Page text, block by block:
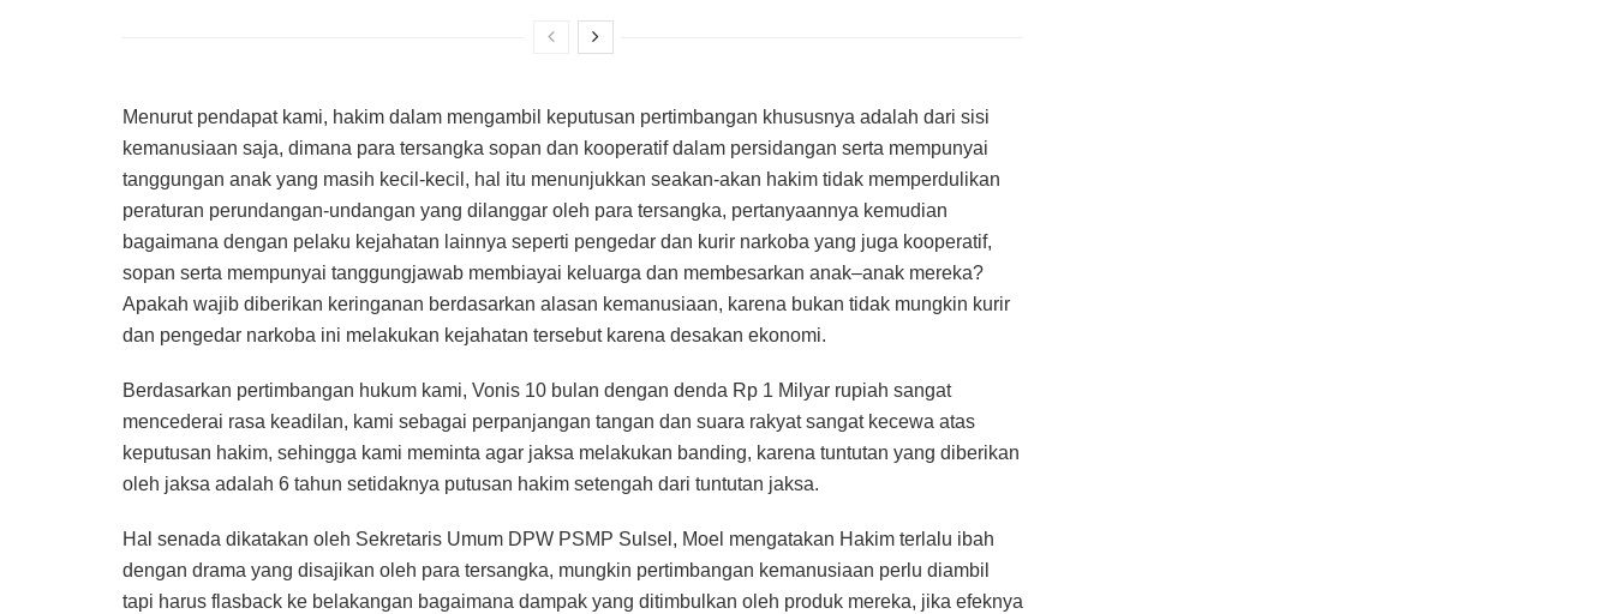
Menurut pendapat kami, hakim dalam mengambil keputusan pertimbangan khususnya adalah dari sisi
kemanusiaan saja, dimana para tersangka sopan dan kooperatif dalam persidangan serta mempunyai
tanggungan anak yang masih kecil-kecil, hal itu menunjukkan seakan-akan hakim tidak memperdulikan
peraturan perundangan-undangan yang dilanggar oleh para tersangka, pertanyaannya kemudian
bagaimana dengan pelaku kejahatan lainnya seperti pengedar dan kurir narkoba yang juga kooperatif,
sopan serta mempunyai tanggungjawab membiayai keluarga dan membesarkan anak–anak mereka?
Apakah wajib diberikan keringanan berdasarkan alasan kemanusiaan, karena bukan tidak mungkin kurir
dan pengedar narkoba ini melakukan kejahatan tersebut karena desakan ekonomi.
Berdasarkan pertimbangan hukum kami, Vonis 10 bulan dengan denda Rp 1 Milyar rupiah sangat
mencederai rasa keadilan, kami sebagai perpanjangan tangan dan suara rakyat sangat kecewa atas
keputusan hakim, sehingga kami meminta agar jaksa melakukan banding, karena tuntutan yang diberikan
oleh jaksa adalah 6 tahun setidaknya putusan hakim setengah dari tuntutan jaksa.
Hal senada dikatakan oleh Sekretaris Umum DPW PSMP Sulsel, Moel mengatakan Hakim terlalu ibah
dengan drama yang disajikan oleh para tersangka, mungkin pertimbangan kemanusiaan perlu diambil
tapi harus flasback ke belakangan bagaimana dampak yang ditimbulkan oleh produk mereka, jika efeknya